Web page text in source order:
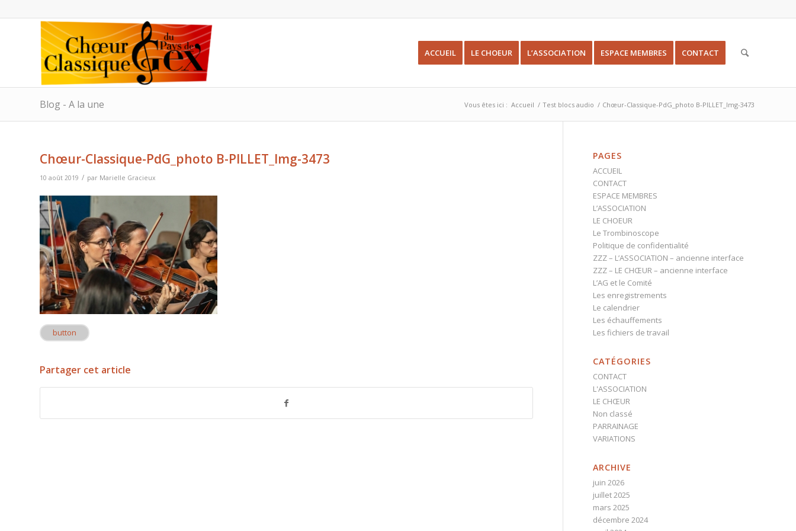
ACCUEIL LE CHOEUR L’ASSOCIATION ESPACE MEMBRES CONTACT
Blog - A la une Vous êtes ici : Accueil / Test blocs audio / Chœur-Classique-PdG_photo B-PILLET_Img-3473
Chœur-Classique-PdG_photo B-PILLET_Img-3473
10 août 2019 / par Marielle Gracieux
button
Partager cet article
PAGES
ACCUEIL
CONTACT
ESPACE MEMBRES
L’ASSOCIATION
LE CHOEUR
Le Trombinoscope
Politique de confidentialité
ZZZ – L’ASSOCIATION – ancienne interface
ZZZ – LE CHŒUR – ancienne interface
L’AG et le Comité
Les enregistrements
Le calendrier
Les échauffements
Les fichiers de travail
CATÉGORIES
CONTACT
L'ASSOCIATION
LE CHŒUR
Non classé
PARRAINAGE
VARIATIONS
ARCHIVE
juin 2026
juillet 2025
mars 2025
décembre 2024